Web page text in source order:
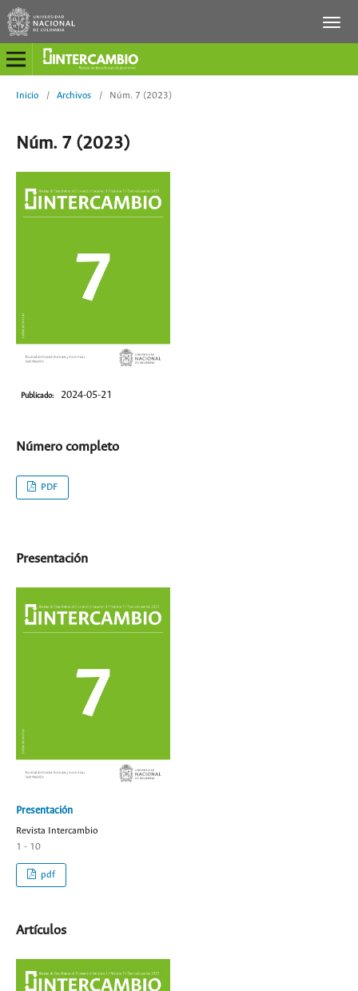
Inicio / Archivos / Núm. 7 (2023)
Núm. 7 (2023)
Publicado: 2024-05-21
Número completo
PDF
Presentación
Presentación
Revista Intercambio
1 - 10
pdf
Artículos